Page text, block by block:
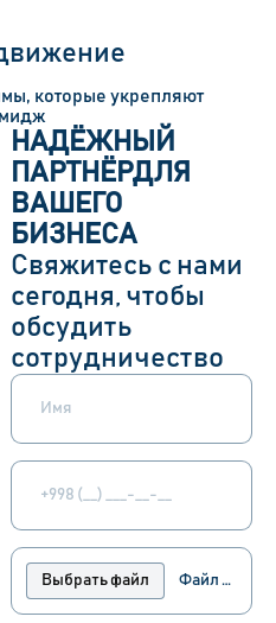
которые укрепляют
НАДЁЖНЫЙ
ПАРТНЁРДЛЯ
ВАШЕГО
БИЗНЕСА
Свяжитесь с нами
сегодня, чтобы
обсудить
сотрудничество
Выбрать файл Файл не выбран